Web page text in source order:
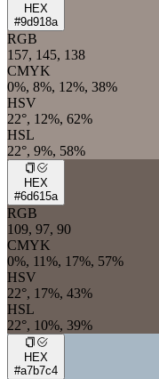
HEX
#9d918a
RGB
157, 145, 138
CMYK
0%, 8%, 12%, 38%
HSV
22°, 12%, 62%
HSL
22°, 9%, 58%
HEX
#6d615a
RGB
109, 97, 90
CMYK
0%, 11%, 17%, 57%
HSV
22°, 17%, 43%
HSL
22°, 10%, 39%
HEX
#a7b7c4